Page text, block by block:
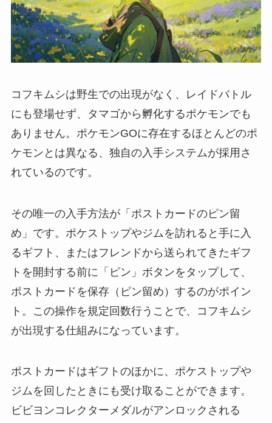
コフキムシは野生での出現がなく、レイドバトル
にも登場せず、タマゴから孵化するポケモンでも
ありません。ポケモンGOに存在するほとんどのポ
ケモンとは異なる、独自の入手システムが採用さ
れているのです。
その唯一の入手方法が「ポストカードのピン留
め」です。ポケストップやジムを訪れると手に入
るギフト、またはフレンドから送られてきたギフ
トを開封する前に「ピン」ボタンをタップして、
ポストカードを保存（ピン留め）するのがポイン
ト。この操作を規定回数行うことで、コフキムシ
が出現する仕組みになっています。
ポストカードはギフトのほかに、ポケストップや
ジムを回したときにも受け取ることができます。
ビビヨンコレクターメダルがアンロックされる